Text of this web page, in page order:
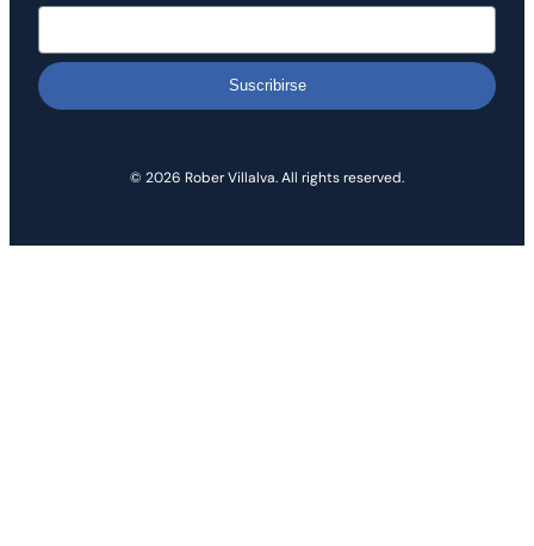
Suscribirse
© 2026 Rober Villalva. All rights reserved.